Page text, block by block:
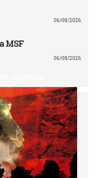
06/08/2026
MSF
06/08/2026